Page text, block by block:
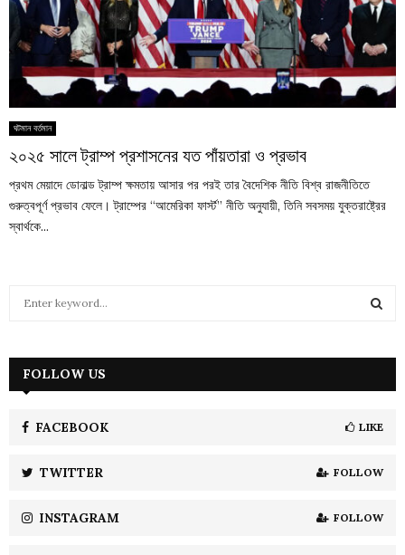
ঘটমান বর্তমান
২০২৫ সালে ট্রাম্প প্রশাসনের যত পাঁয়তারা ও প্রভাব
প্রথম মেয়াদে ডোনাল্ড ট্রাম্প ক্ষমতায় আসার পর পরই তার বৈদেশিক নীতি বিশ্ব রাজনীতিতে
গুরুত্বপূর্ণ প্রভাব ফেলে। ট্রাম্পের “আমেরিকা ফার্স্ট” নীতি অনুযায়ী, তিনি সবসময় যুক্তরাষ্ট্রের
স্বার্থকে...
h
H
FOLLOW US
FACEBOOK LIKE
TWITTER FOLLOW
INSTAGRAM FOLLOW